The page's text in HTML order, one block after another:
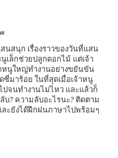
สนุก เรื่องราวของวันที่แสน
เล็กช่วยปลูกดอกไม้ แต่เจ้า
หนูใหญ่ทำงานอย่างขยันขัน
ซี่มาร้อย ในที่สุดเมื่อเจ้าหนู
ปจนทำงานไม่ไหว และแล้วก็
บ? ความลับอะไรนะ? ติดตาม
ะยังได้ฝึกฝนภาษาไปพร้อมๆ